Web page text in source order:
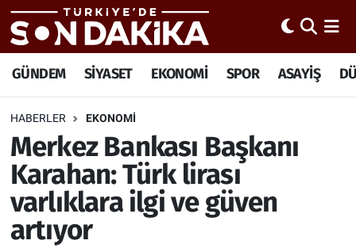
GÜNDEM SİYASET EKONOMİ SPOR ASAYİŞ
HABERLER EKONOMİ
Merkez Bankası Başkanı
Karahan: Türk lirası
varlıklara ilgi ve güven
artıyor
Trafik Durumu
Süper Lig Puan Durumu ve Fikstür
Tüm Manşetler
Son Dakika Haberleri